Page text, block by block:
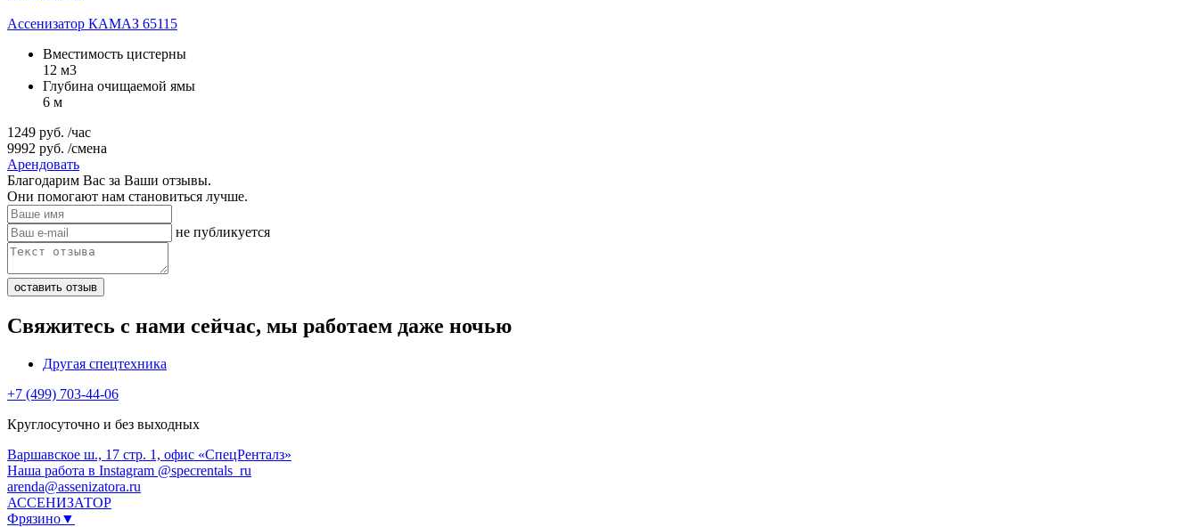
Ассенизатор КАМАЗ 65115
Вместимость цистерны
12 м3
Глубина очищаемой ямы
6 м
1249 руб. /час
9992 руб. /смена
Арендовать
Благодарим Вас за Ваши отзывы.
Они помогают нам становиться лучше.
не публикуется
Свяжитесь с нами сейчас, мы работаем даже ночью
Другая спецтехника
+7 (499) 703-44-06
Круглосуточно и без выходных
Варшавское ш., 17 стр. 1, офис «СпецРенталз»
Наша работа в Instagram @specrentals_ru
arenda@assenizatora.ru
АССЕНИЗАТОР
Фрязино▼